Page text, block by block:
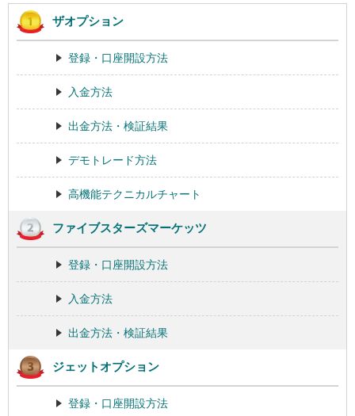
ザオプション
登録・口座開設方法
入金方法
出金方法・検証結果
デモトレード方法
高機能テクニカルチャート
ファイブスターズマーケッツ
登録・口座開設方法
入金方法
出金方法・検証結果
ジェットオプション
登録・口座開設方法